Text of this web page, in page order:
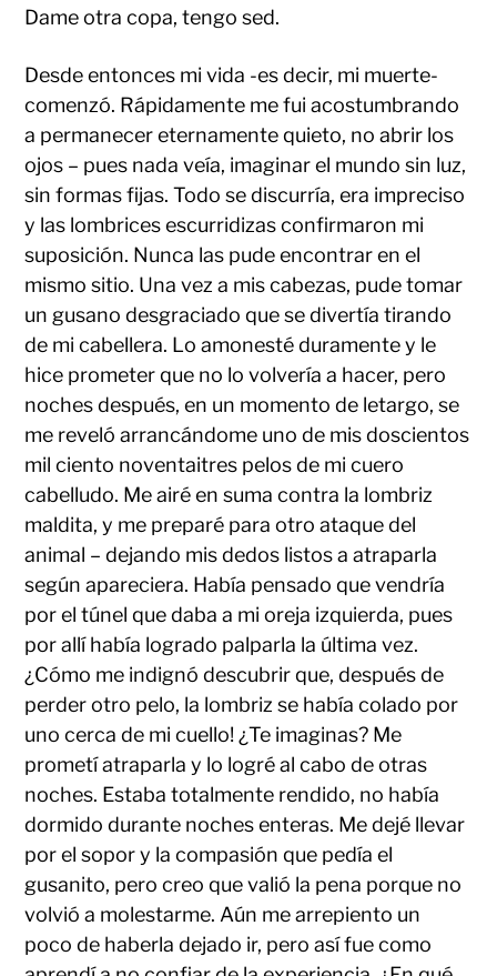
Dame otra copa, tengo sed.
Desde entonces mi vida -es decir, mi muerte-
comenzó. Rápidamente me fui acostumbrando
a permanecer eternamente quieto, no abrir los
ojos – pues nada veía, imaginar el mundo sin luz,
sin formas fijas. Todo se discurría, era impreciso
y las lombrices escurridizas confirmaron mi
suposición. Nunca las pude encontrar en el
mismo sitio. Una vez a mis cabezas, pude tomar
un gusano desgraciado que se divertía tirando
de mi cabellera. Lo amonesté duramente y le
hice prometer que no lo volvería a hacer, pero
noches después, en un momento de letargo, se
me reveló arrancándome uno de mis doscientos
mil ciento noventaitres pelos de mi cuero
cabelludo. Me airé en suma contra la lombriz
maldita, y me preparé para otro ataque del
animal – dejando mis dedos listos a atraparla
según apareciera. Había pensado que vendría
por el túnel que daba a mi oreja izquierda, pues
por allí había logrado palparla la última vez.
¿Cómo me indignó descubrir que, después de
perder otro pelo, la lombriz se había colado por
uno cerca de mi cuello! ¿Te imaginas? Me
prometí atraparla y lo logré al cabo de otras
noches. Estaba totalmente rendido, no había
dormido durante noches enteras. Me dejé llevar
por el sopor y la compasión que pedía el
gusanito, pero creo que valió la pena porque no
volvió a molestarme. Aún me arrepiento un
poco de haberla dejado ir, pero así fue como